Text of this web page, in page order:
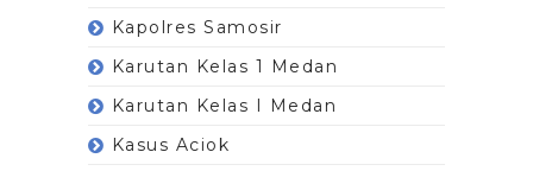
Kapolres Samosir
Karutan Kelas 1 Medan
Karutan Kelas I Medan
Kasus Aciok